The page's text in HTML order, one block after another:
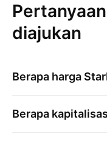
diajukan
Berapa harga
Berapa